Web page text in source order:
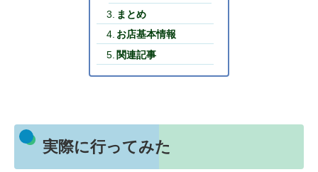
まとめ
お店基本情報
関連記事
実際に行ってみた